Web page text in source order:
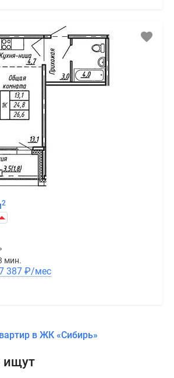
2
мин.
от 57 387 ₽/мес
в ЖК «Сибирь»
ищут